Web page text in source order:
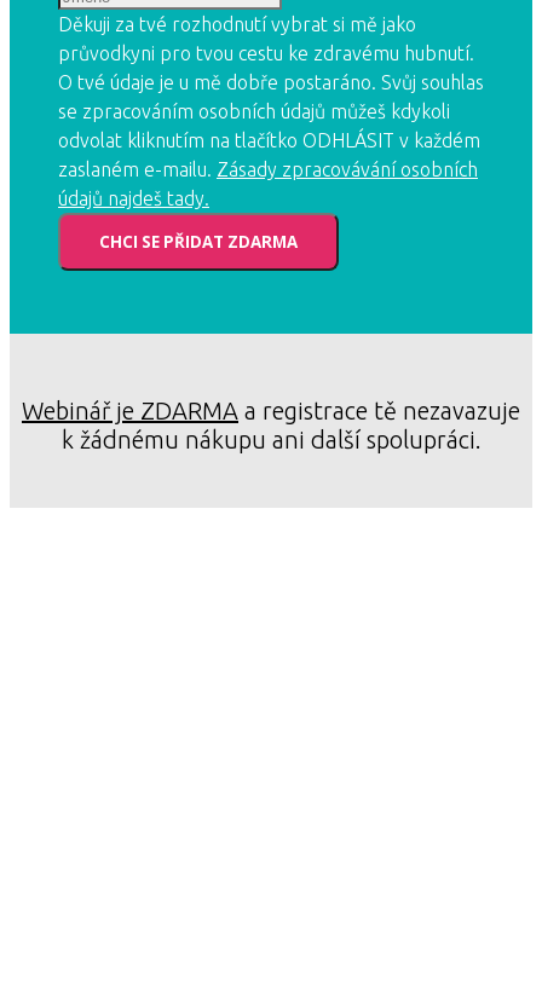
Děkuji za tvé rozhodnutí vybrat si mě jako
průvodkyni pro tvou cestu ke zdravému hubnutí.
O tvé údaje je u mě dobře postaráno. Svůj souhlas
se zpracováním osobních údajů můžeš kdykoli
odvolat kliknutím na tlačítko ODHLÁSIT v každém
zaslaném e-mailu. Zásady zpracovávání osobních
údajů najdeš tady.
CHCI SE PŘIDAT ZDARMA
Webinář je ZDARMA a registrace tě nezavazuje
k žádnému nákupu ani další spolupráci.